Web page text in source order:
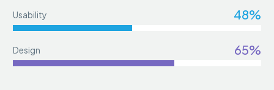
Usability 48%
Design 65%